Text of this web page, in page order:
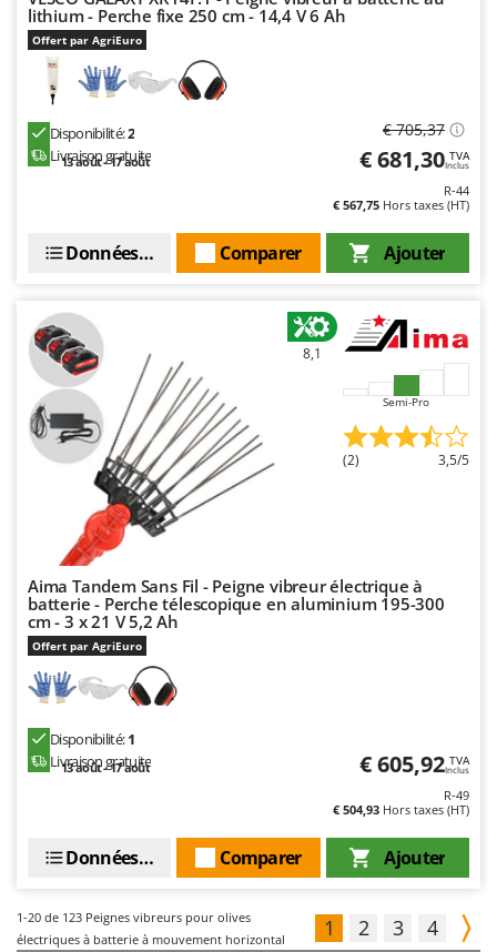
lithium - Perche fixe 250 cm - 14,4 V 6 Ah
Offert par AgriEuro
Disponibilité:2
Livraison gratuite
13 août - 17 août
€ 705,37
€ 681,30 TVA
Inclus
R-44
€ 567,75 Hors taxes (HT)
Ajouter
Comparer
Données techniques
8,1
Semi-Pro
(2) 3,5/5
Aima Tandem Sans Fil - Peigne vibreur électrique à
batterie - Perche télescopique en aluminium 195-300
cm - 3 x 21 V 5,2 Ah
Offert par AgriEuro
Disponibilité:1
Livraison gratuite
13 août - 17 août € 605,92 TVA
Inclus
R-49
€ 504,93 Hors taxes (HT)
Ajouter
Comparer
Données techniques
1-20 de 123 Peignes vibreurs pour olives
électriques à batterie à mouvement horizontal
1 2 3 4